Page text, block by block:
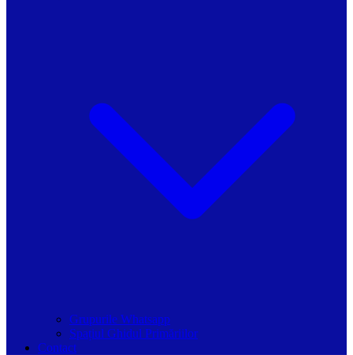
Grupurile Whatsapp
Spațiul Ghidul Primăriilor
Contact